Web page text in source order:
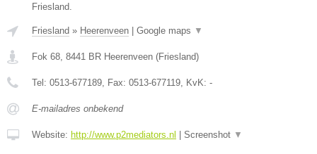
Friesland.
Friesland » Heerenveen Google maps ▼
Fok 68, 8441 BR Heerenveen (Friesland)
Tel: 0513-677189, Fax: 0513-677119, KvK: -
E-mailadres onbekend
Website: http://www.p2mediators.nl Screenshot ▼